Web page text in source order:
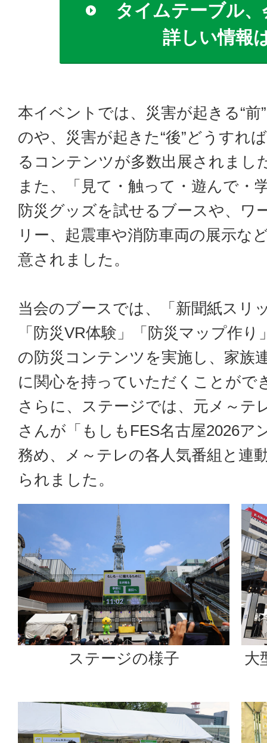
タイムテーブル
詳しい情報
本イベントでは、災害が起きる“
のや、災害が起きた“後”どうすれ
るコンテンツが多数出展されまし
また、「見て・触って・遊んで・
防災グッズを試せるブースや、ワ
リー、起震車や消防車両の展示な
意されました。
当会のブースでは、「新聞紙スリ
「防災VR体験」「防災マップ作
の防災コンテンツを実施し、家族
に関心を持っていただくことがで
さらに、ステージでは、元メ～テ
さんが「もしもFES名古屋2026ア
務め、メ～テレの各人気番組と連
られました。
ステージの様子 大